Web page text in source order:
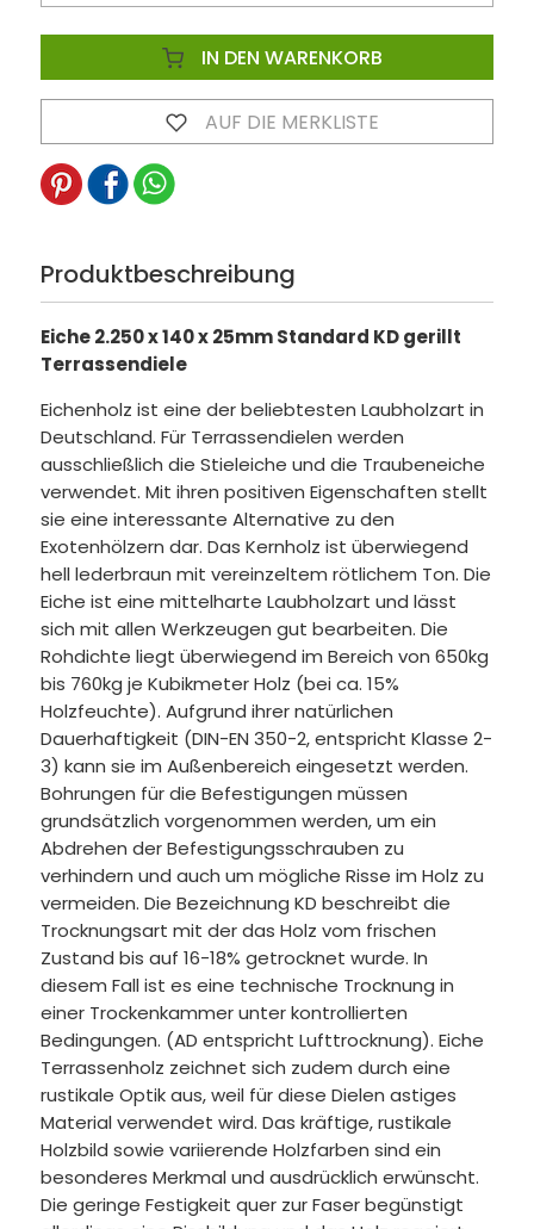
IN DEN WARENKORB
AUF DIE MERKLISTE
Produktbeschreibung
Eiche 2.250 x 140 x 25mm Standard KD gerillt
Terrassendiele
Eichenholz ist eine der beliebtesten Laubholzart in
Deutschland. Für Terrassendielen werden
ausschließlich die Stieleiche und die Traubeneiche
verwendet. Mit ihren positiven Eigenschaften stellt
sie eine interessante Alternative zu den
Exotenhölzern dar. Das Kernholz ist überwiegend
hell lederbraun mit vereinzeltem rötlichem Ton. Die
Eiche ist eine mittelharte Laubholzart und lässt
sich mit allen Werkzeugen gut bearbeiten. Die
Rohdichte liegt überwiegend im Bereich von 650kg
bis 760kg je Kubikmeter Holz (bei ca. 15%
Holzfeuchte). Aufgrund ihrer natürlichen
Dauerhaftigkeit (DIN-EN 350-2, entspricht Klasse 2-
3) kann sie im Außenbereich eingesetzt werden.
Bohrungen für die Befestigungen müssen
grundsätzlich vorgenommen werden, um ein
Abdrehen der Befestigungsschrauben zu
verhindern und auch um mögliche Risse im Holz zu
vermeiden. Die Bezeichnung KD beschreibt die
Trocknungsart mit der das Holz vom frischen
Zustand bis auf 16-18% getrocknet wurde. In
diesem Fall ist es eine technische Trocknung in
einer Trockenkammer unter kontrollierten
Bedingungen. (AD entspricht Lufttrocknung). Eiche
Terrassenholz zeichnet sich zudem durch eine
rustikale Optik aus, weil für diese Dielen astiges
Material verwendet wird. Das kräftige, rustikale
Holzbild sowie variierende Holzfarben sind ein
besonderes Merkmal und ausdrücklich erwünscht.
Die geringe Festigkeit quer zur Faser begünstigt